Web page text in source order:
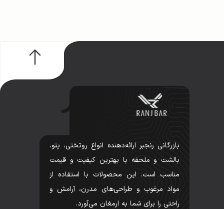
بازرگانی رنجبر ارائه‌دهنده انواع روتختی، پتو،
بالشت و ملحفه با بهترین کیفیت و قیمت
مناسب است. این محصولات با استفاده از
مواد مرغوب و طراحی‌های مدرن، آرامش و
راحتی را برای شما به ارمغان می‌آورد.